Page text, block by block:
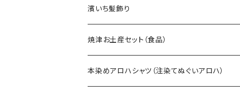
濱いち髪飾り
焼津お土産セット（食品）
本染めアロハシャツ（注染てぬぐいアロハ）